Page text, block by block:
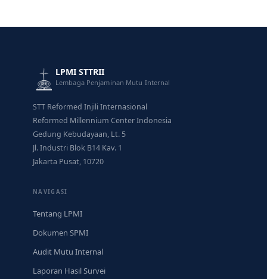
LPMI STTRII
Lembaga Penjaminan Mutu Internal
STT Reformed Injili Internasional
Reformed Millennium Center Indonesia
Gedung Kebudayaan, Lt. 5
Jl. Industri Blok B14 Kav. 1
Jakarta Pusat, 10720
NAVIGASI
Tentang LPMI
Dokumen SPMI
Audit Mutu Internal
Laporan Hasil Survei